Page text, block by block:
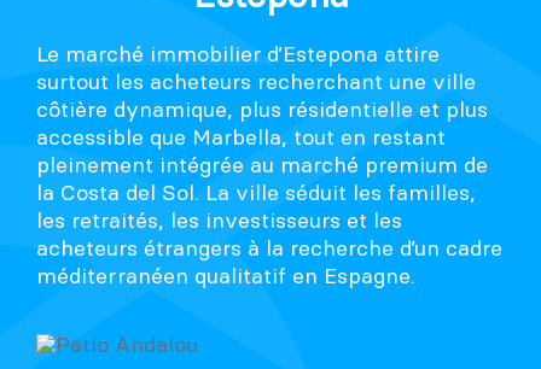
Le marché immobilier d’Estepona attire
surtout les acheteurs recherchant une ville
côtière dynamique, plus résidentielle et plus
accessible que Marbella, tout en restant
pleinement intégrée au marché premium de
la Costa del Sol. La ville séduit les familles,
les retraités, les investisseurs et les
acheteurs étrangers à la recherche d’un cadre
méditerranéen qualitatif en Espagne.